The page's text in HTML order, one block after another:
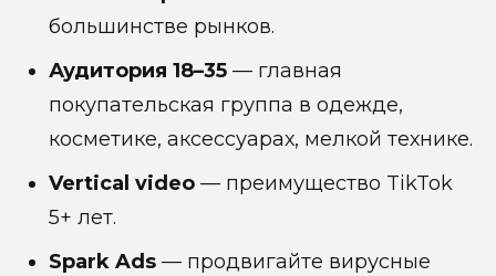
большинстве рынков.
Аудитория 18–35 — главная
покупательская группа в одежде,
косметике, аксессуарах, мелкой технике.
Vertical video — преимущество TikTok
5+ лет.
Spark Ads — продвигайте вирусные